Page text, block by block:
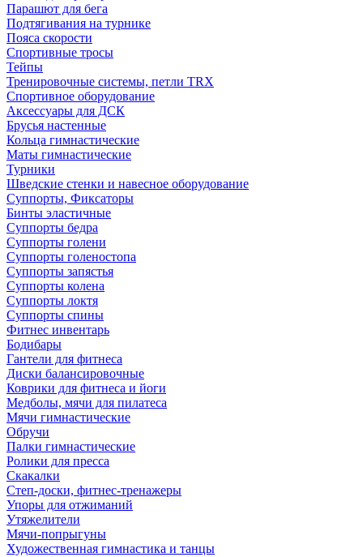
Парашют для бега
Подтягивания на турнике
Пояса скорости
Спортивные тросы
Тейпы
Тренировочные системы, петли TRX
Спортивное оборудование
Аксессуары для ДСК
Брусья настенные
Кольца гимнастические
Маты гимнастические
Турники
Шведские стенки и навесное оборудование
Суппорты, Фиксаторы
Бинты эластичные
Суппорты бедра
Суппорты голени
Суппорты голеностопа
Суппорты запястья
Суппорты колена
Суппорты локтя
Суппорты спины
Фитнес инвентарь
Бодибары
Гантели для фитнеса
Диски балансировочные
Коврики для фитнеса и йоги
Медболы, мячи для пилатеса
Мячи гимнастические
Обручи
Палки гимнастические
Ролики для пресса
Скакалки
Степ-доски, фитнес-тренажеры
Упоры для отжиманий
Утяжелители
Мячи-попрыгуны
Художественная гимнастика и танцы